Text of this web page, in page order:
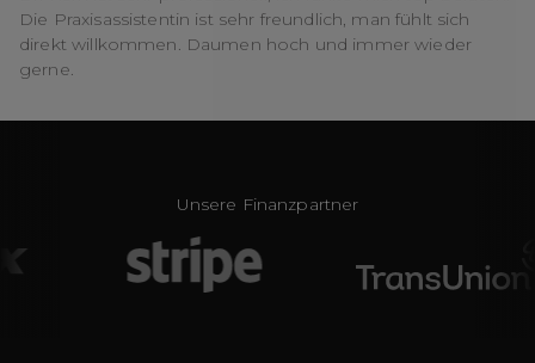
Die Praxisassistentin ist sehr freundlich, man fühlt sich
direkt willkommen. Daumen hoch und immer wieder
gerne.
Unsere Finanzpartner